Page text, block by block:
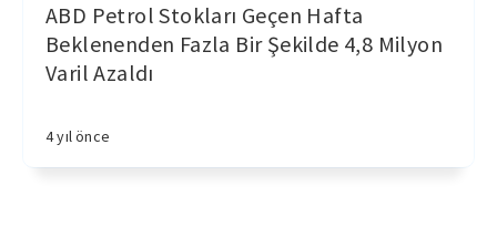
ABD Petrol Stokları Geçen Hafta
Beklenenden Fazla Bir Şekilde 4,8 Milyon
Varil Azaldı
4 yıl önce